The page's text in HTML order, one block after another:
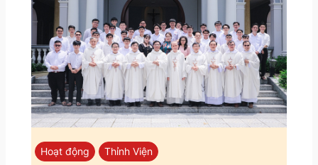
Hoạt động Thỉnh Viện